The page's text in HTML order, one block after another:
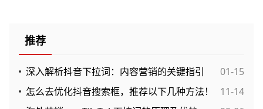
推荐
深入解析抖音下拉词：内容营销的关键指引
01-15
怎么去优化抖音搜索框，推荐以下几种方法！
11-14